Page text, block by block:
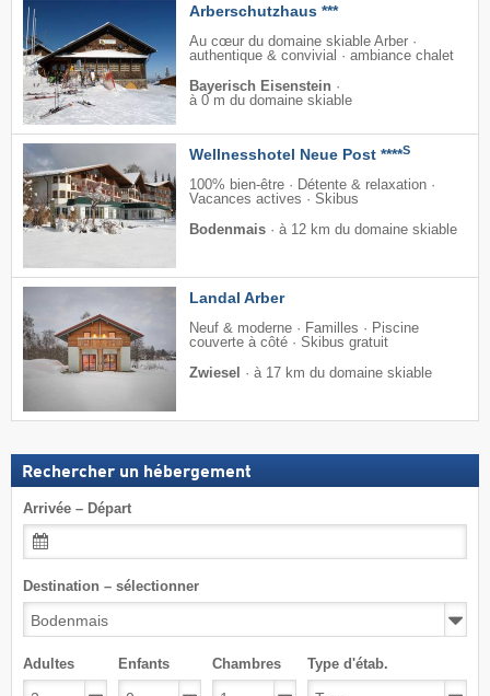
Arberschutzhaus ***
Au cœur du domaine skiable Arber ·
authentique & convivial · ambiance chalet
Bayerisch Eisenstein ·
à 0 m du domaine skiable
Wellnesshotel Neue Post ****S
100% bien-être · Détente & relaxation ·
Vacances actives · Skibus
Bodenmais · à 12 km du domaine skiable
Landal Arber
Neuf & moderne · Familles · Piscine
couverte à côté · Skibus gratuit
Zwiesel
· à 17 km du domaine skiable
Rechercher un hébergement
Arrivée – Départ
Destination – sélectionner
Adultes Enfants Chambres Type d'étab.